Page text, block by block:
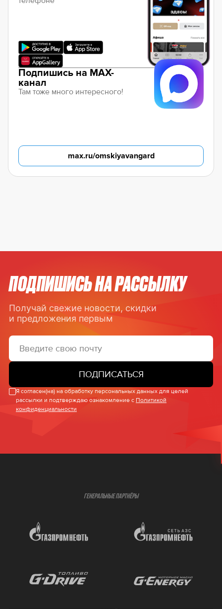
Подпишись на MAX-
канал
Там тоже много интересного!
max.ru/omskiyavangard
ПОДПИШИСЬ НА РАССЫЛКУ
Получай свежие новости, скидки
и предложения первым
ПОДПИСАТЬСЯ
Я согласен(на) на обработку персональных данных для целей
рассылки и подтверждаю ознакомление с Политикой
конфиденциальности
ГЕНЕРАЛЬНЫЕ ПАРТНЁРЫ